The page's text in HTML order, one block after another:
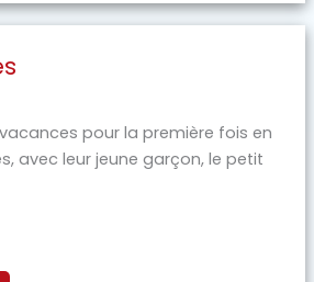
pour la première fois en
avec leur jeune garçon, le petit